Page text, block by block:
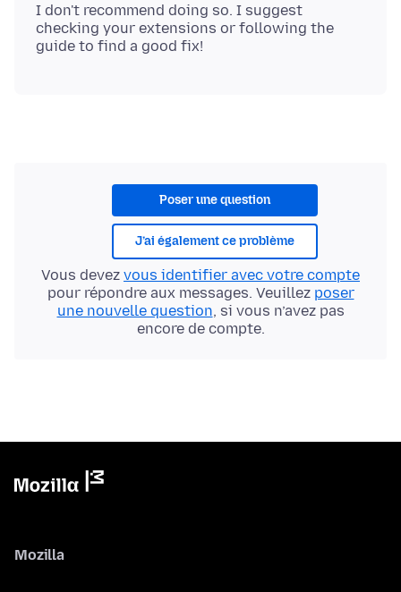
I don't recommend doing so. I suggest
checking your extensions or following the
Poser une question
J’ai également ce problème
Vous devez vous identifier avec votre compte
pour répondre aux messages. Veuillez poser
une nouvelle question, si vous n’avez pas
encore de compte.
Mozilla